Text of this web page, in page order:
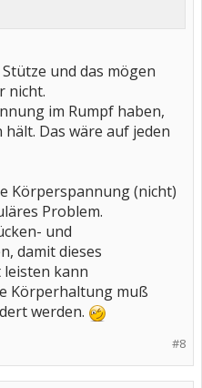
und das mögen
nicht.
im Rumpf haben,
Das wäre auf jeden
Körperspannung (nicht)
Problem.
und
damit dieses
kann
Körperhaltung muß
werden.
#8